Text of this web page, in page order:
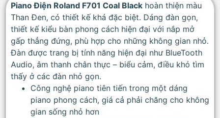
Piano Điện Roland F701 Coal Black hoàn thiện màu
Than Đen, có thiết kế khá đặc biệt. Dáng đàn gọn,
thiết kế kiểu bàn phong cách hiện đại với nắp mở
gấp thẳng đứng, phù hợp cho những không gian nhỏ.
Đàn được trang bị tính năng hiện đại như BlueTooth
Audio, âm thanh chân thực – biểu cảm, điều khó tìm
thấy ở các đàn nhỏ gọn.
Công nghệ piano tiên tiến trong một dáng
piano phong cách, giá cả phải chăng cho không
gian sống nhỏ hơn